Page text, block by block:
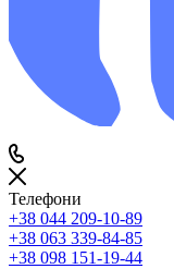
Телефони
+38 044 209-10-89
+38 063 339-84-85
+38 098 151-19-44